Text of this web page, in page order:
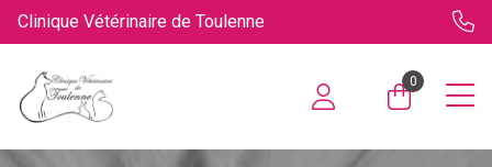
Clinique Vétérinaire de Toulenne
0